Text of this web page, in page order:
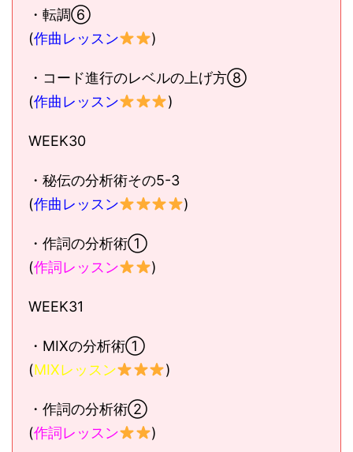
・転調⑥
(作曲レッスン )
・コード進行のレベルの上げ方⑧
(作曲レッスン )
WEEK30
・秘伝の分析術その5-3
(作曲レッスン )
・作詞の分析術①
(作詞レッスン )
WEEK31
・MIXの分析術①
(MIXレッスン )
・作詞の分析術②
(作詞レッスン )